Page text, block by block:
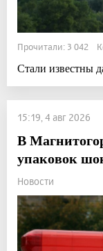
Прочитали: 3 042
Стали известны
15:19, 4 авг 2026
В
упаковок
Новости